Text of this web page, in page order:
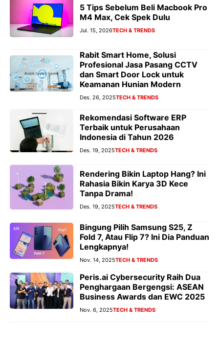
5 Tips Sebelum Beli Macbook Pro
M4 Max, Cek Spek Dulu
Jul. 15, 2026TECH & TRENDS
Rabit Smart Home, Solusi
Profesional Jasa Pasang CCTV
dan Smart Door Lock untuk
Keamanan Hunian Modern
Des. 26, 2025TECH & TRENDS
Rekomendasi Software ERP
Terbaik untuk Perusahaan
Indonesia di Tahun 2026
Des. 19, 2025TECH & TRENDS
Rendering Bikin Laptop Hang? Ini
Rahasia Bikin Karya 3D Kece
Tanpa Drama!
Des. 19, 2025TECH & TRENDS
Bingung Pilih Samsung S25, Z
Fold 7, Atau Flip 7? Ini Dia Panduan
Lengkapnya!
Nov. 14, 2025TECH & TRENDS
Peris.ai Cybersecurity Raih Dua
Penghargaan Bergengsi: ASEAN
Business Awards dan EWC 2025
Nov. 6, 2025TECH & TRENDS